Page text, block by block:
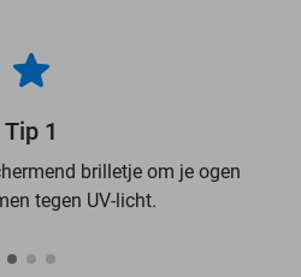
Tip 1
brilletje om je ogen
tegen UV-licht.